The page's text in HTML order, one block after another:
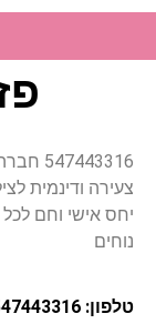
צעירה ודינמית
יחס אישי וחם
נוחים
טלפון: 547443316